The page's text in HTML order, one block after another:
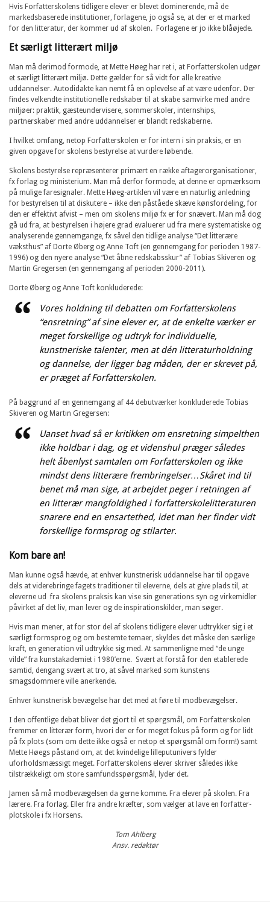
Hvis Forfatterskolens tidligere elever er blevet dominerende, må de
markedsbaserede institutioner, forlagene, jo også se, at der er et marked
for den litteratur, der kommer ud af skolen. Forlagene er jo ikke blåøjede.
Et særligt litterært miljø
Man må derimod formode, at Mette Høeg har ret i, at Forfatterskolen udgør
et særligt litterært miljø. Dette gælder for så vidt for alle kreative
uddannelser. Autodidakte kan nemt få en oplevelse af at være udenfor. Der
findes velkendte institutionelle redskaber til at skabe samvirke med andre
miljøer: praktik, gæsteundervisere, sommerskoler, internships,
partnerskaber med andre uddannelser er blandt redskaberne.
I hvilket omfang, netop Forfatterskolen er for intern i sin praksis, er en
given opgave for skolens bestyrelse at vurdere løbende.
Skolens bestyrelse repræsenterer primært en række aftagerorganisationer,
fx forlag og ministerium. Man må derfor formode, at denne er opmærksom
på mulige faresignaler. Mette Høeg-artiklen vil være en naturlig anledning
for bestyrelsen til at diskutere – ikke den påståede skæve kønsfordeling, for
den er effektivt afvist – men om skolens miljø fx er for snævert. Man må dog
gå ud fra, at bestyrelsen i højere grad evaluerer ud fra mere systematiske og
analyserende gennemgange, fx såvel den tidlige analyse “Det litterære
væksthus” af Dorte Øberg og Anne Toft (en gennemgang for perioden 1987-
1996) og den nyere analyse “Det åbne redskabsskur” af Tobias Skiveren og
Martin Gregersen (en gennemgang af perioden 2000-2011).
Dorte Øberg og Anne Toft konkluderede:
Vores holdning til debatten om Forfatterskolens
“ensretning” af sine elever er, at de enkelte værker er
meget forskellige og udtryk for individuelle,
kunstneriske talenter, men at dén litteraturholdning
og dannelse, der ligger bag måden, der er skrevet på,
er præget af Forfatterskolen.
På baggrund af en gennemgang af 44 debutværker konkluderede Tobias
Skiveren og Martin Gregersen:
Uanset hvad så er kritikken om ensretning simpelthen
ikke holdbar i dag, og et videnshul præger således
helt åbenlyst samtalen om Forfatterskolen og ikke
mindst dens litterære frembringelser…Skåret ind til
benet må man sige, at arbejdet peger i retningen af
en litterær mangfoldighed i forfatterskolelitteraturen
snarere end en ensartethed, idet man her finder vidt
forskellige formsprog og stilarter.
Kom bare an!
Man kunne også hævde, at enhver kunstnerisk uddannelse har til opgave
dels at viderebringe fagets traditioner til eleverne, dels at give plads til, at
eleverne ud fra skolens praksis kan vise sin generations syn og virkemidler
påvirket af det liv, man lever og de inspirationskilder, man søger.
Hvis man mener, at for stor del af skolens tidligere elever udtrykker sig i et
særligt formsprog og om bestemte temaer, skyldes det måske den særlige
kraft, en generation vil udtrykke sig med. At sammenligne med “de unge
vilde” fra kunstakademiet i 1980’erne. Svært at forstå for den etablerede
samtid, dengang svært at tro, at såvel marked som kunstens
smagsdommere ville anerkende.
Enhver kunstnerisk bevægelse har det med at føre til modbevægelser.
I den offentlige debat bliver det gjort til et spørgsmål, om Forfatterskolen
fremmer en litterær form, hvori der er for meget fokus på form og for lidt
på fx plots (som om dette ikke også er netop et spørgsmål om form!) samt
Mette Høegs påstand om, at det kvindelige lilleputunivers fylder
uforholdsmæssigt meget. Forfatterskolens elever skriver således ikke
tilstrækkeligt om store samfundsspørgsmål, lyder det.
Jamen så må modbevægelsen da gerne komme. Fra elever på skolen. Fra
lærere. Fra forlag. Eller fra andre kræfter, som vælger at lave en forfatter-
plotskole i fx Horsens.
Tom Ahlberg
Ansv. redaktør